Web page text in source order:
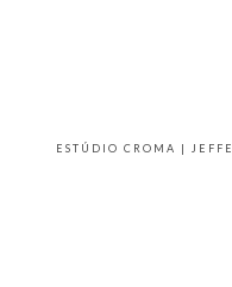
ESTÚDIO CROMA |